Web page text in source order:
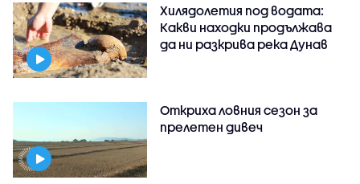
Хилядолетия под водата:
Какви находки продължава
да ни разкрива река Дунав
Откриха ловния сезон за
прелетен дивеч